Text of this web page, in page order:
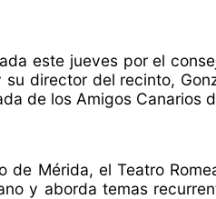
este jueves por el
director del recinto,
de los Amigos Canarios
Mérida, el Teatro
y aborda temas